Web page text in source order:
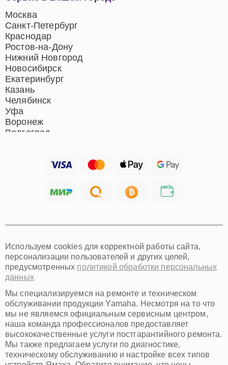
Москва
Санкт-Петербург
Краснодар
Ростов-на-Дону
Нижний Новгород
Новосибирск
Екатеринбург
Казань
Челябинск
Уфа
Воронеж
Волгоград
Хабаровск
Омск
Красноярск
Пермь
Ульяновск
Киров
Архангельск
Астрахань
Белгород
Благовещенск
Брянск
Владивосток
центров
Ремонт домашних
кинотеатров
Ремонт микрофонов
Ремонт акустических
систем
Используем cookies для корректной работы сайта,
персонализации пользователей и других целей,
предусмотренных политикой обработки персональных
данных
Мы специализируемся на ремонте и техническом
обслуживании продукции Yamaha. Несмотря на то что
мы не являемся официальным сервисным центром,
наша команда профессионалов предоставляет
высококачественные услуги постгарантийного ремонта.
Мы также предлагаем услуги по диагностике,
техническому обслуживанию и настройке всех типов